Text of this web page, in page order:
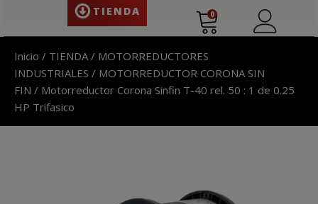
TIENDA 0
Inicio / TIENDA / MOTORREDUCTORES
INDUSTRIALES / MOTORREDUCTOR CORONA SIN
FIN / Motorreductor Corona Sinfin T-40 rel. 50 : 1 de 0.25
HP Trifasico